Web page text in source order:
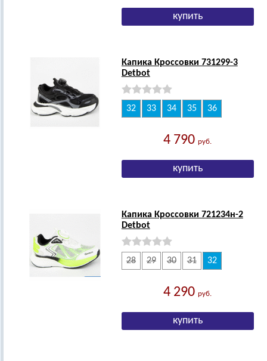
Капика Кроссовки 731299-3
Detbot
32 33 34 35 36
4 790руб.
Капика Кроссовки 721234н-2
Detbot
28 29 30 31 32
4 290руб.